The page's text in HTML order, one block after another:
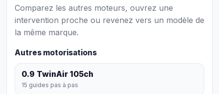
Comparez les autres moteurs, ouvrez une
intervention proche ou revenez vers un modèle de
la même marque.
Autres motorisations
0.9 TwinAir 105ch
15 guides pas à pas